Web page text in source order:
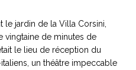
ET DESIGN
le jardin de la Villa Corsini,
vingtaine de minutes de
le lieu de réception du
un théâtre impeccable